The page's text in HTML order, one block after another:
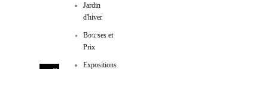
Jardin
d'hiver
Bourses et
Prix
Expositions
Manif d'art
600, côte d’Abraham
Québec (Québec) GIR IAI